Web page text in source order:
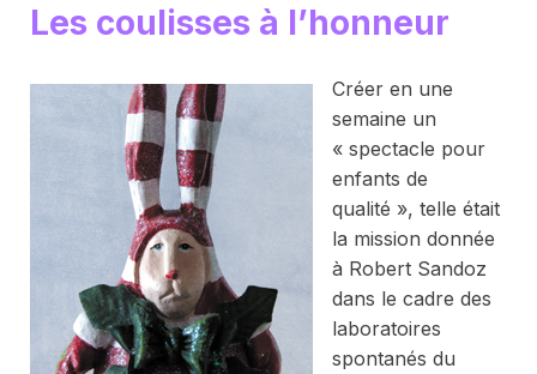
Les coulisses à l’honneur
Créer en une
semaine un
« spectacle pour
enfants de
qualité », telle était
la mission donnée
à Robert Sandoz
dans le cadre des
laboratoires
spontanés du